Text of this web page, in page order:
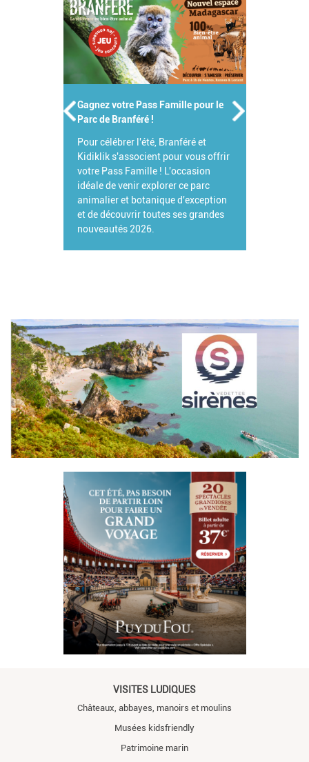
Gagnez votre Pass Famille pour le
Parc de Branféré !
Pour célébrer l'été, Branféré et
Kidiklik s'associent pour vous offrir
votre Pass Famille ! L'occasion
idéale de venir explorer ce parc
animalier et botanique d'exception
et de découvrir toutes ses grandes
nouveautés 2026.
VISITES LUDIQUES
Châteaux, abbayes, manoirs et moulins
Musées kidsfriendly
Patrimoine marin